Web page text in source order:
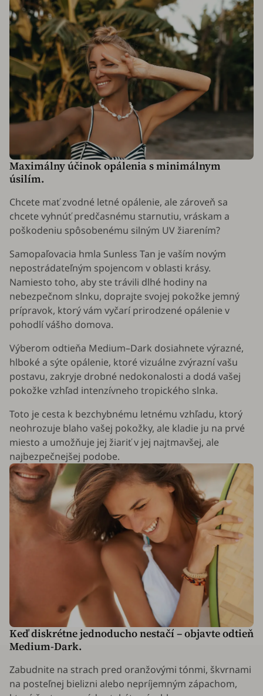
Maximálny účinok opálenia s minimálnym
úsilím.
Chcete mať zvodné letné opálenie, ale zároveň sa
chcete vyhnúť predčasnému starnutiu, vráskam a
poškodeniu spôsobenému silným UV žiarením?
Samopaľovacia hmla Sunless Tan je vaším novým
nepostrádateľným spojencom v oblasti krásy.
Namiesto toho, aby ste trávili dlhé hodiny na
nebezpečnom slnku, doprajte svojej pokožke jemný
prípravok, ktorý vám vyčarí prirodzené opálenie v
pohodlí vášho domova.
Výberom odtieňa Medium–Dark dosiahnete výrazné,
hlboké a sýte opálenie, ktoré vizuálne zvýrazní vašu
postavu, zakryje drobné nedokonalosti a dodá vašej
pokožke vzhľad intenzívneho tropického slnka.
Toto je cesta k bezchybnému letnému vzhľadu, ktorý
neohrozuje blaho vašej pokožky, ale kladie ju na prvé
miesto a umožňuje jej žiariť v jej najtmavšej, ale
najbezpečnejšej podobe.
Keď diskrétne jednoducho nestačí – objavte odtieň
Medium-Dark.
Zabudnite na strach pred oranžovými tónmi, škvrnami
na posteľnej bielizni alebo nepríjemným zápachom,